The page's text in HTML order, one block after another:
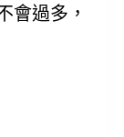
會過多，